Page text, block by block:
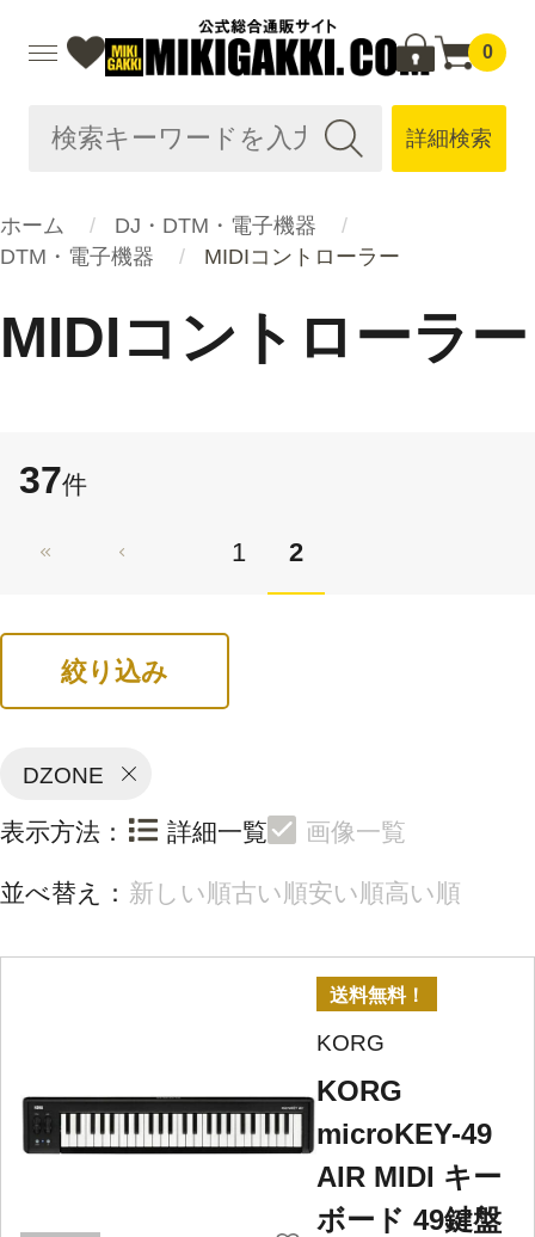
0
詳細検索
ホーム
DJ・DTM・電子機器
DTM・電子機器
MIDIコントローラー
MIDIコントローラー
37件
1 2
絞り込み
DZONE
表示方法： 詳細一覧 画像一覧
並べ替え： 新しい順古い順安い順高い順
送料無料！
KORG
KORG
microKEY-49
AIR MIDI キー
ボード 49鍵盤